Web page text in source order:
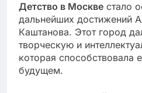
Детство в Москве стало
дальнейших достижений
Каштанова. Этот город
творческую и
которая способствовала
будущем.